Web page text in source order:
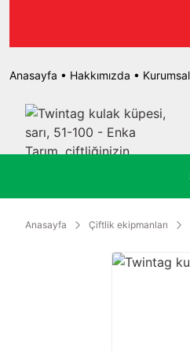
Anasayfa • Hakkımızda • Kurumsal
Anasayfa Çiftlik ekipmanları